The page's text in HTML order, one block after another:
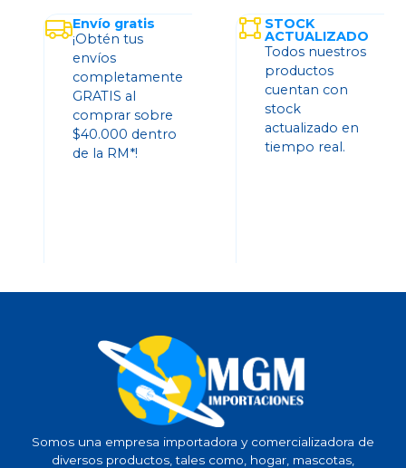
Envío gratis
¡Obtén tus
envíos
completamente
GRATIS al
comprar sobre
$40.000 dentro
de la RM*!
STOCK
ACTUALIZADO
Todos nuestros
productos
cuentan con
stock
actualizado en
tiempo real.
Somos una empresa importadora y comercializadora de
diversos productos, tales como, hogar, mascotas,